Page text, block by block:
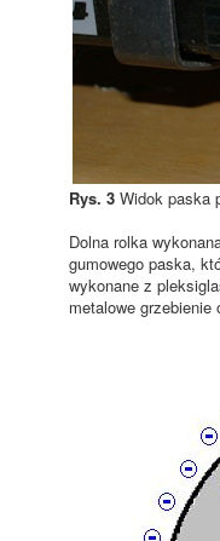
Rys. 3 Widok paska
Dolna rolka
gumowego paska,
wykonane z
metalowe